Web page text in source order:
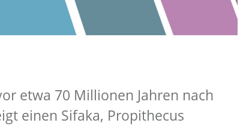
etwa 70 Millionen Jahren nach
einen Sifaka, Propithecus